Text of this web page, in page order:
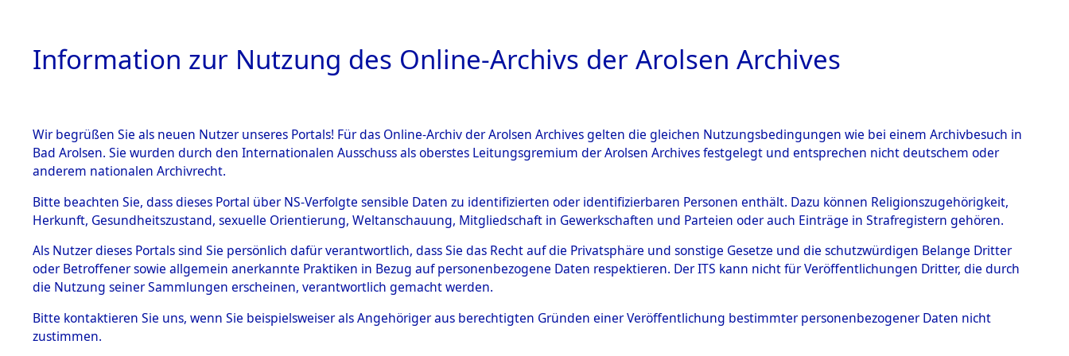
HOME BESTANDSBESCHREIBUNG ARCHIVALE ÜBERSICHT BILD
BESTÄNDE
Inhaftierungsdoku
mente
5. Verschiedenes
Todesmärsche
5.3.1 Alliierte
Ermittlungen zu den Orten Siegelbach - Sülztorf bei Schwerin→
0001 (84601280)→0032 (84601313)
0032 (84601313)
Information zur Nutzung des Online-Archivs der Arolsen Archives
Wir begrüßen Sie als neuen Nutzer unseres Portals! Für das Online-Archiv der Arolsen Archives gelten die gleichen Nutzungsbedingungen wie bei einem Archivbesuch in
Bad Arolsen. Sie wurden durch den Internationalen Ausschuss als oberstes Leitungsgremium der Arolsen Archives festgelegt und entsprechen nicht deutschem oder
anderem nationalen Archivrecht.
Bitte beachten Sie, dass dieses Portal über NS-Verfolgte sensible Daten zu identifizierten oder identifizierbaren Personen enthält. Dazu können Religionszugehörigkeit,
Herkunft, Gesundheitszustand, sexuelle Orientierung, Weltanschauung, Mitgliedschaft in Gewerkschaften und Parteien oder auch Einträge in Strafregistern gehören.
Als Nutzer dieses Portals sind Sie persönlich dafür verantwortlich, dass Sie das Recht auf die Privatsphäre und sonstige Gesetze und die schutzwürdigen Belange Dritter
oder Betroffener sowie allgemein anerkannte Praktiken in Bezug auf personenbezogene Daten respektieren. Der ITS kann nicht für Veröffentlichungen Dritter, die durch
die Nutzung seiner Sammlungen erscheinen, verantwortlich gemacht werden.
Bitte kontaktieren Sie uns, wenn Sie beispielsweiser als Angehöriger aus berechtigten Gründen einer Veröffentlichung bestimmter personenbezogener Daten nicht
zustimmen.